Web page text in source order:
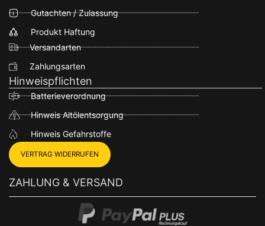
Gutachten / Zulassung
Produkt Haftung
Versandarten
Zahlungsarten
Hinweispflichten
Batterieverordnung
Hinweis Altölentsorgung
Hinweis Gefahrstoffe
VERTRAG WIDERRUFEN
ZAHLUNG & VERSAND